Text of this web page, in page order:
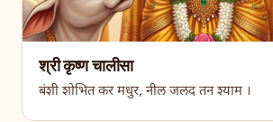
श्री कृष्ण चालीसा
बंशी शोभित कर मधुर, नील जलद तन श्याम ।